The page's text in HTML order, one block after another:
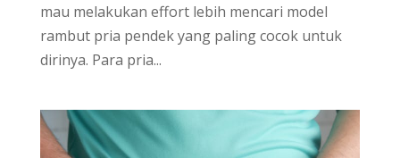
mau melakukan effort lebih mencari model
rambut pria pendek yang paling cocok untuk
dirinya. Para pria...